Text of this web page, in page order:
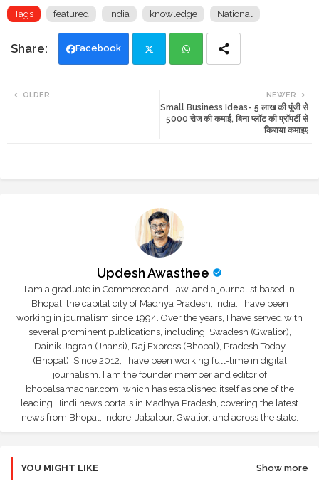
Tags featured india knowledge National
Facebook
ats
NEWER
Small Business Ideas- 5 लाख की पूंजी से
5000 रोज की कमाई, बिना प्लाॅट की प्राॅपर्टी से
किराया कमाइए
OLDER
Updesh Awasthee
I am a graduate in Commerce and Law, and a journalist based in
Bhopal, the capital city of Madhya Pradesh, India. I have been
working in journalism since 1994. Over the years, I have served with
several prominent publications, including: Swadesh (Gwalior),
Dainik Jagran (Jhansi), Raj Express (Bhopal), Pradesh Today
(Bhopal); Since 2012, I have been working full-time in digital
journalism. I am the founder member and editor of
bhopalsamachar.com, which has established itself as one of the
leading Hindi news portals in Madhya Pradesh, covering the latest
news from Bhopal, Indore, Jabalpur, Gwalior, and across the state.
YOU MIGHT LIKE Show more